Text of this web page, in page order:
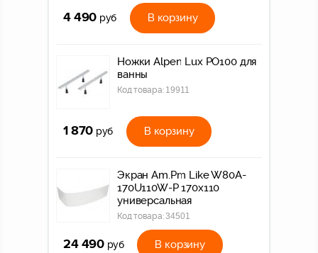
4 490 руб В корзину
Ножки Alpen Lux PO100 для
ванны
Код товара: 19911
1 870 руб В корзину
Экран Am.Pm Like W80A-
170U110W-P 170x110
универсальная
Код товара:34501
24 490 руб В корзину